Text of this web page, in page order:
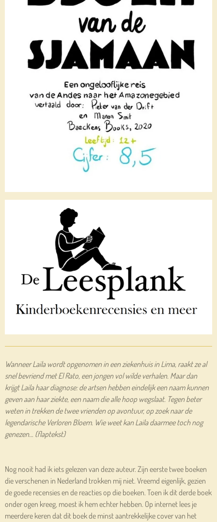
Wanneer Laila wordt opgenomen in een ziekenhuis in Lima, raakt ze al
snel bevriend met El Rato, een jongen vol wilde verhalen. Maar dan
krijgt Laila haar diagnose: de artsen hebben eindelijk een naam kunnen
geven aan haar ziekte, een naam die alle hoop wegslaat. Tegen beter
weten in trekken de twee vrienden op avontuur, op zoek naar de
legendarische Verloren Bloem. Wie weet kan Laila daarmee toch nog
genezen… (flaptekst)
Nog nooit had ik iets gelezen van deze auteur. Zijn eerste twee boeken
die verschenen in Nederland trokken mij niet. Vreemd eigenlijk, gezien
de goede recensies en de reacties op die boeken. Toen ik dit derde boek
onder ogen kreeg, moest ik hem echter hebben. Op internet lees je
meerdere keren dat dit boek de minst aantrekkelijke cover van het